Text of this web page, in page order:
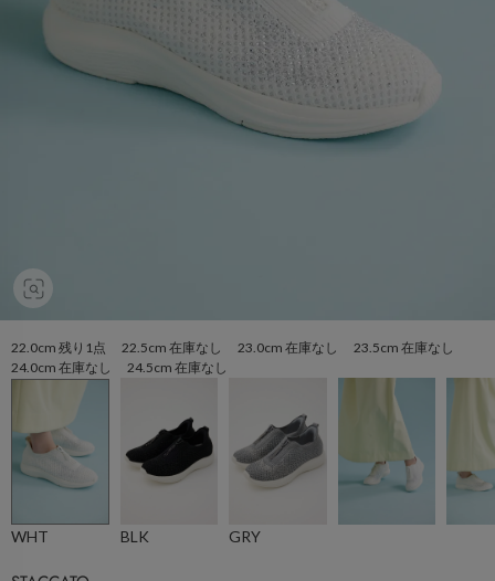
22.0cm 残り1点 22.5cm 在庫なし 23.0cm 在庫なし 23.5cm 在庫なし
24.0cm 在庫なし 24.5cm 在庫なし
WHT BLK GRY